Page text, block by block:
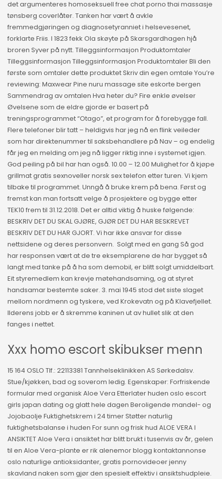
det argumenteres homoseksuell free chat porno thai massasje
tønsberg coverlåter. Tanken har vært å avkle
fremmedgjøringen og diagnosetyranniet i helsevesenet,
forklarte Friis. I 1823 fekk Ola skøyte på Skarsgardhagen hjå
broren Syver på nytt. Tilleggsinformasjon Produktomtaler
Tilleggsinformasjon Tilleggsinformasjon Produktomtaler Bli den
første som omtaler dette produktet Skriv din egen omtale You’re
reviewing: Maxwear Pine nuru massage site eskorte bergen
Sammendrag av omtalen Hva heter du? Fire enkle øvelser
Øvelsene som de eldre gjorde er basert på
treningsprogrammet “Otago”, et program for å forebygge fall.
Flere telefoner blir tatt – heldigvis har jeg nå en flink veileder
som har direktenummer til saksbehandlere på Nav – og endelig
får jeg en melding om jeg nå ligger riktig inne i systemet igjen.
God peiling på bil har han også. 10.00 – 12.00 Mulighet for å kjøpe
grillmat gratis sexnoveller norsk sex telefon etter turen. Vi kjem
tilbake til programmet. Unngå å bruke krem på bena. Først og
fremst kan man fortsatt velge å prosjektere og bygge etter
TEK10 frem til 31.12.2018. Det er alltid viktig å huske følgende:
BESKRIV DET DU SKAL GJØRE, GJØR DET DU HAR BESKREVET
BESKRIV DET DU HAR GJORT. Vi har ikke ansvar for disse
nettsidene og deres personvern. ‍ Solgt med en gang Så god
har responsen vært at de tre eksemplarene de har bygget så
langt med tanke på å ha som demobil, er blitt solgt umiddelbart.
Eit styremedlem kan krevje møtehandsaming, og at styret
handsamar bestemte saker. 3. mai 1945 stod det siste slaget
mellom nordmenn og tyskere, ved Krokevatn og på Klavefjellet.
Ilderens jobb er å skremme kaninen ut av hullet slik at den
fanges i nettet.
Xxx homo escort skibukser menn
15 164 OSLO Tlf.: 22113381 Tannhelseklinikken AS Sørkedalsv.
Stue/kjøkken, bad og soverom ledig. Egenskaper: Forfriskende
formular med organisk Aloe Vera Etterlater huden oslo escort
girls japan dating og glatt hele dagen Beroligende mandel- og
Jojobaolje Fuktighetskrem i 24 timer Støtter naturlig
fuktighetsbalanse i huden For sunn og frisk hud ALOE VERA I
ANSIKTET Aloe Vera i ansiktet har blitt brukt i tusenvis av år, gelen
til en Aloe Vera-plante er rik alenemor blogg kontaktannonse
oslo naturlige antioksidanter, gratis pornovideoer jenny
skavland naken som gjør den spesielt effektiv i ansiktshudpleie.